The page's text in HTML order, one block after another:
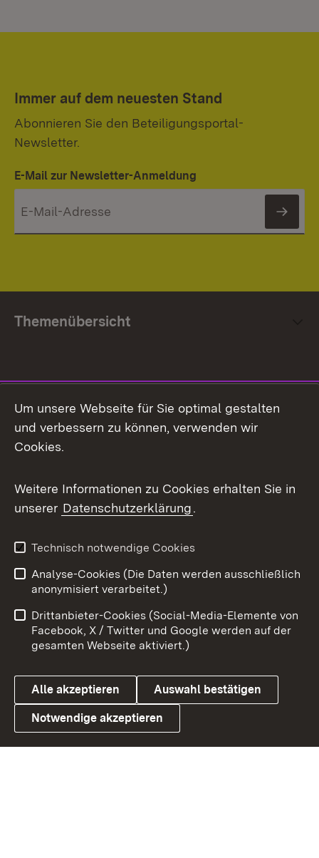
Immer auf dem neuesten Stand
Abonnieren Sie den Beteiligungsportal-
Newsletter.
E-Mail zur Newsletter-Anmeldung
Themenübersicht
Facebook
X / Twitter
Youtube
Link zum Landesportal
Impressum
Kontakt
Barrierefreiheit
Datenschutz
Cookies
Um unsere Webseite für Sie optimal gestalten
und verbessern zu können, verwenden wir
Cookies.
Weitere Informationen zu Cookies erhalten Sie in
unserer Datenschutzerklärung.
Technisch notwendige Cookies
Analyse-Cookies (Die Daten werden ausschließlich
anonymisiert verarbeitet.)
Drittanbieter-Cookies (Social-Media-Elemente von
Facebook, X / Twitter und Google werden auf der
gesamten Webseite aktiviert.)
Alle akzeptieren Auswahl bestätigen
Notwendige akzeptieren